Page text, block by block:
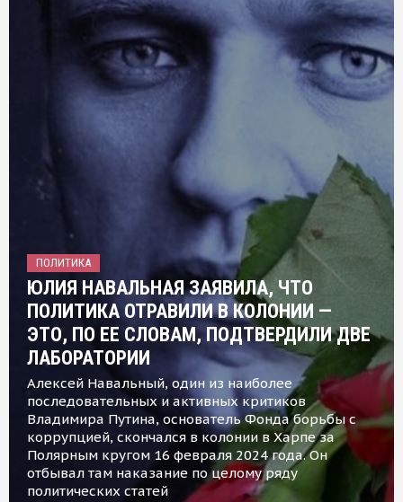
ПОЛИТИКА
ЮЛИЯ НАВАЛЬНАЯ ЗАЯВИЛА, ЧТО
ПОЛИТИКА ОТРАВИЛИ В КОЛОНИИ —
ЭТО, ПО ЕЕ СЛОВАМ, ПОДТВЕРДИЛИ ДВЕ
ЛАБОРАТОРИИ
Алексей Навальный, один из наиболее
последовательных и активных критиков
Владимира Путина, основатель Фонда борьбы с
коррупцией, скончался в колонии в Харпе за
Полярным кругом 16 февраля 2024 года. Он
отбывал там наказание по целому ряду
политических статей